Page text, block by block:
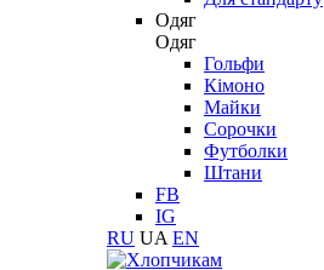
Одяг
Одяг
Гольфи
Кімоно
Майки
Сорочки
Футболки
Штани
FB
IG
RU UA EN